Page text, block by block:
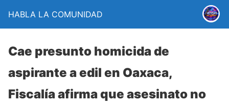
HABLA LA COMUNIDAD
Cae presunto homicida de
aspirante a edil en Oaxaca,
Fiscalía afirma que asesinato no